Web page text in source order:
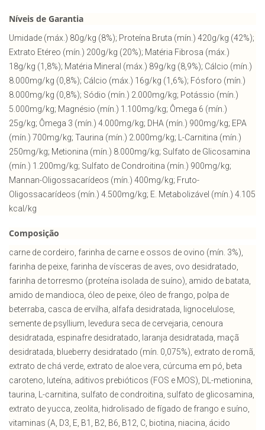
Níveis de Garantia
Umidade (máx.) 80g/kg (8%); Proteína Bruta (mín.) 420g/kg (42%);
Extrato Etéreo (mín.) 200g/kg (20%); Matéria Fibrosa (máx.)
18g/kg (1,8%); Matéria Mineral (máx.) 89g/kg (8,9%); Cálcio (mín.)
8.000mg/kg (0,8%); Cálcio (máx.) 16g/kg (1,6%); Fósforo (mín.)
8.000mg/kg (0,8%); Sódio (mín.) 2.000mg/kg; Potássio (mín.)
5.000mg/kg; Magnésio (mín.) 1.100mg/kg; Ômega 6 (mín.)
25g/kg; Ômega 3 (mín.) 4.000mg/kg; DHA (mín.) 900mg/kg; EPA
(mín.) 700mg/kg; Taurina (mín.) 2.000mg/kg; L-Carnitina (mín.)
250mg/kg; Metionina (mín.) 8.000mg/kg; Sulfato de Glicosamina
(mín.) 1.200mg/kg; Sulfato de Condroitina (mín.) 900mg/kg;
Mannan-Oligossacarídeos (mín.) 400mg/kg; Fruto-
Oligossacarídeos (mín.) 4.500mg/kg; E. Metabolizável (mín.) 4.105
kcal/kg
Composição
carne de cordeiro, farinha de carne e ossos de ovino (mín. 3%),
farinha de peixe, farinha de vísceras de aves, ovo desidratado,
farinha de torresmo (proteína isolada de suíno), amido de batata,
amido de mandioca, óleo de peixe, óleo de frango, polpa de
beterraba, casca de ervilha, alfafa desidratada, lignocelulose,
semente de psyllium, levedura seca de cervejaria, cenoura
desidratada, espinafre desidratado, laranja desidratada, maçã
desidratada, blueberry desidratado (mín. 0,075%), extrato de romã,
extrato de chá verde, extrato de aloe vera, cúrcuma em pó, beta
caroteno, luteína, aditivos prebióticos (FOS e MOS), DL-metionina,
taurina, L-carnitina, sulfato de condroitina, sulfato de glicosamina,
extrato de yucca, zeolita, hidrolisado de fígado de frango e suíno,
vitaminas (A, D3, E, B1, B2, B6, B12, C, biotina, niacina, ácido